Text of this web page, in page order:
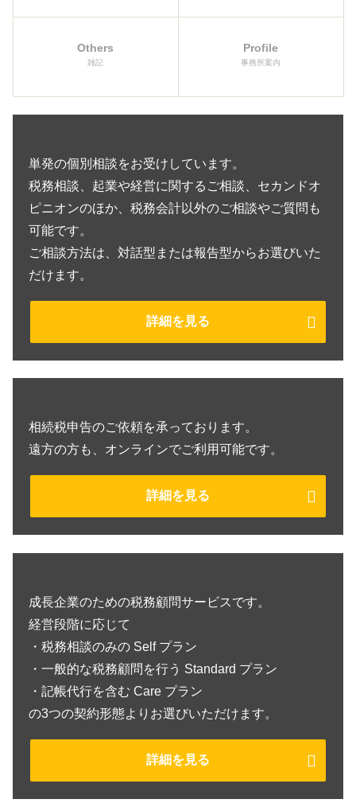
Others
雑記
Profile
事務所案内
単発の個別相談をお受けしています。
税務相談、起業や経営に関するご相談、セカンドオ
ピニオンのほか、税務会計以外のご相談やご質問も
可能です。
ご相談方法は、対話型または報告型からお選びいた
だけます。
詳細を見る
相続税申告のご依頼を承っております。
遠方の方も、オンラインでご利用可能です。
詳細を見る
成長企業のための税務顧問サービスです。
経営段階に応じて
・税務相談のみの Self プラン
・一般的な税務顧問を行う Standard プラン
・記帳代行を含む Care プラン
の3つの契約形態よりお選びいただけます。
詳細を見る